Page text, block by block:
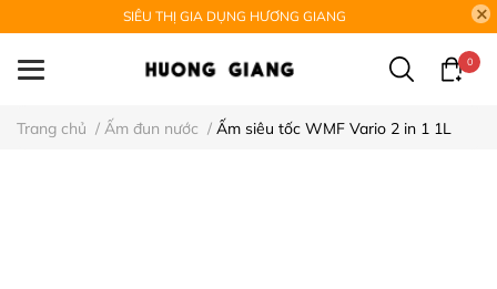
SIÊU THỊ GIA DỤNG HƯƠNG GIANG
0
Trang chủ / Ấm đun nước / Ấm siêu tốc WMF Vario 2 in 1 1L